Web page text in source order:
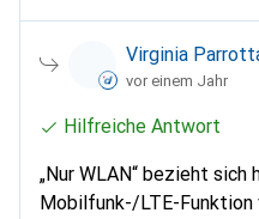
Virginia
vor einem Jahr
Hilfreiche Antwort
„Nur WLAN“ bezieht sich
Mobilfunk-/LTE-